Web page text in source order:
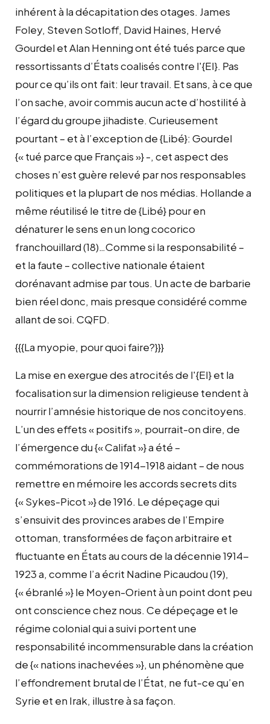
inhérent à la décapitation des otages. James
Foley, Steven Sotloff, David Haines, Hervé
Gourdel et Alan Henning ont été tués parce que
ressortissants d’États coalisés contre l'{EI}. Pas
pour ce qu’ils ont fait: leur travail. Et sans, à ce que
l’on sache, avoir commis aucun acte d’hostilité à
l’égard du groupe jihadiste. Curieusement
pourtant – et à l’exception de {Libé}: Gourdel
{« tué parce que Français »} -, cet aspect des
choses n’est guère relevé par nos responsables
politiques et la plupart de nos médias. Hollande a
même réutilisé le titre de {Libé} pour en
dénaturer le sens en un long cocorico
franchouillard (18)…Comme si la responsabilité –
et la faute – collective nationale étaient
dorénavant admise par tous. Un acte de barbarie
bien réel donc, mais presque considéré comme
allant de soi. CQFD.
{{{La myopie, pour quoi faire?}}}
La mise en exergue des atrocités de l'{EI} et la
focalisation sur la dimension religieuse tendent à
nourrir l’amnésie historique de nos concitoyens.
L’un des effets « positifs », pourrait-on dire, de
l’émergence du {« Califat »} a été –
commémorations de 1914-1918 aidant – de nous
remettre en mémoire les accords secrets dits
{« Sykes-Picot »} de 1916. Le dépeçage qui
s’ensuivit des provinces arabes de l’Empire
ottoman, transformées de façon arbitraire et
fluctuante en États au cours de la décennie 1914-
1923 a, comme l’a écrit Nadine Picaudou (19),
{« ébranlé »} le Moyen-Orient à un point dont peu
ont conscience chez nous. Ce dépeçage et le
régime colonial qui a suivi portent une
responsabilité incommensurable dans la création
de {« nations inachevées »}, un phénomène que
l’effondrement brutal de l’État, ne fut-ce qu’en
Syrie et en Irak, illustre à sa façon.